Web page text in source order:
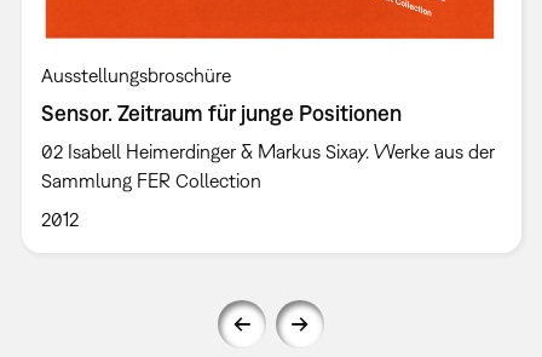
Ausstellungsbroschüre
Sensor. Zeitraum für junge Positionen
02 Isabell Heimerdinger & Markus Sixay. Werke aus der
Sammlung FER Collection
2012